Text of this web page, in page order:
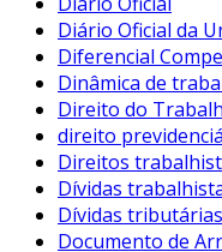
Diário Oficial da
Diferencial
Dinâmica de
Direito do
direito
Direitos
Dívidas
Dívidas tributárias
Documento de